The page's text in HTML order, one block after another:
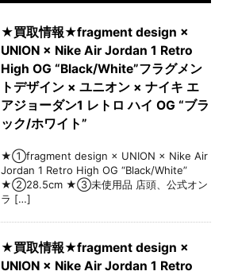
★買取情報★fragment design ×
UNION × Nike Air Jordan 1 Retro
High OG “Black/White”フラグメン
トデザイン × ユニオン × ナイキ エ
アジョーダン1 レトロ ハイ OG “ブラ
ック/ホワイト”
★①fragment design × UNION × Nike Air
Jordan 1 Retro High OG “Black/White”
★②28.5cm ★③未使用品 店頭、公式オン
ラ […]
★買取情報★fragment design ×
UNION × Nike Air Jordan 1 Retro